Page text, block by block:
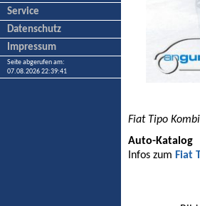
Service
Datenschutz
Impressum
Seite abgerufen am:
07.08.2026 22:39:41
Fiat Tipo
Auto-Katalog
Infos zum Fiat